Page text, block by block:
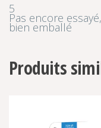
5
Pas encore
bien emballé
Produits